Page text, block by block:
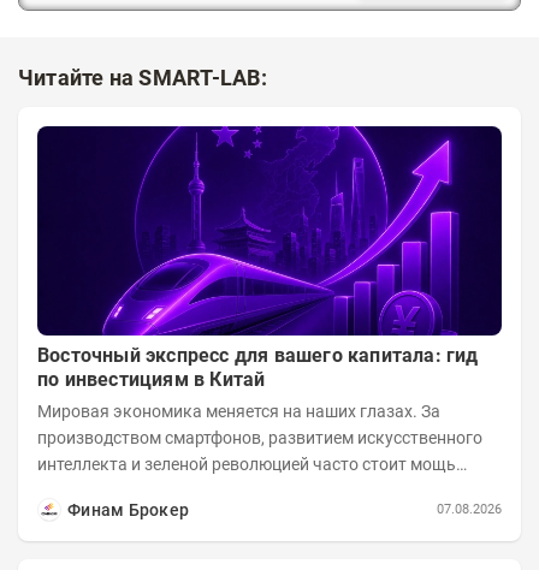
Читайте на SMART-LAB:
Восточный экспресс для вашего капитала: гид
по инвестициям в Китай
Мировая экономика меняется на наших глазах. За
производством смартфонов, развитием искусственного
интеллекта и зеленой революцией часто стоит мощь
Финам Брокер
07.08.2026